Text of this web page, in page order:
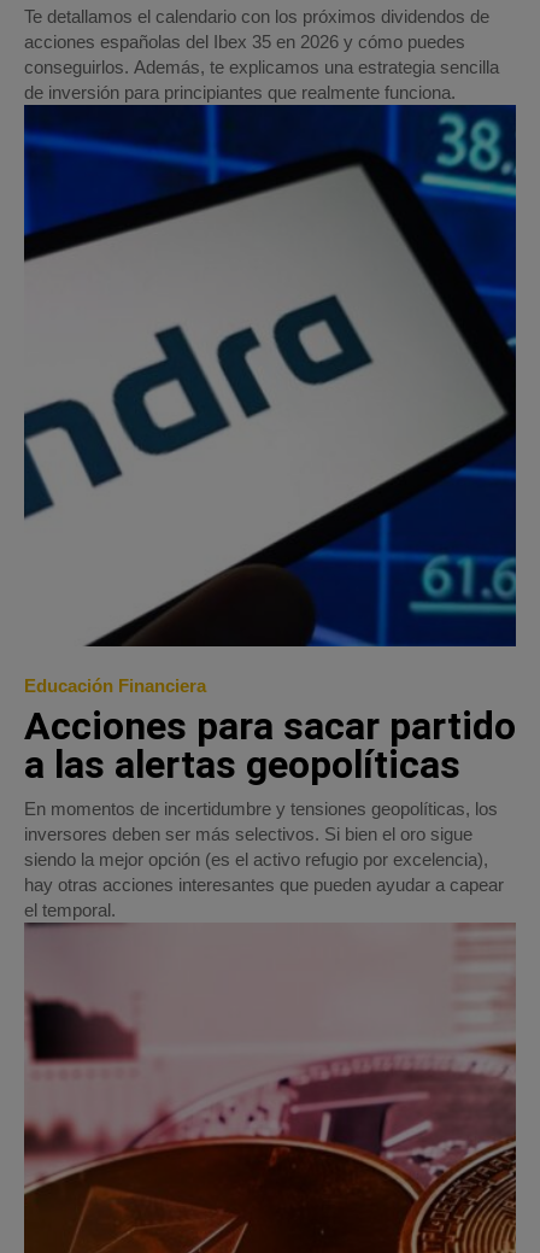
Te detallamos el calendario con los próximos dividendos de
acciones españolas del Ibex 35 en 2026 y cómo puedes
conseguirlos. Además, te explicamos una estrategia sencilla
de inversión para principiantes que realmente funciona.
Educación Financiera
Acciones para sacar partido
a las alertas geopolíticas
En momentos de incertidumbre y tensiones geopolíticas, los
inversores deben ser más selectivos. Si bien el oro sigue
siendo la mejor opción (es el activo refugio por excelencia),
hay otras acciones interesantes que pueden ayudar a capear
el temporal.